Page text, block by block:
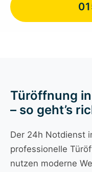
Türöffnung
– so geht’s
Der 24h Notdienst
professionelle
nutzen moderne